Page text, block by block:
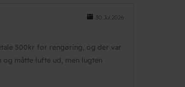
30.Jul.2026
500kr for rengøring, og der var
måtte lufte ud, men lugten